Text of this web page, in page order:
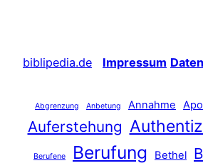
biblipedia.de Impressum
Abgrenzung Anbetung Annahme
Auferstehung
Berufene Berufung Bethel